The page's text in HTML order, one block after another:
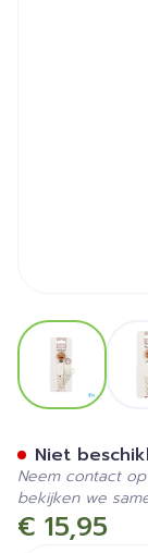
View
€ 15,95
Niet
Neem contact
bekijken we